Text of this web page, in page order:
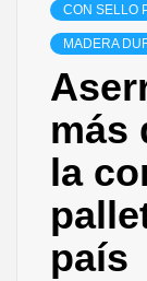
CON SELLO
MADERA
más
la
país